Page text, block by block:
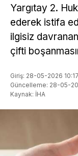
Yargıtay 2.
ederek istifa
ilgisiz
çifti
Giriş: 28-05-2026 10:17
Güncelleme: 28-05-
Kaynak: İHA